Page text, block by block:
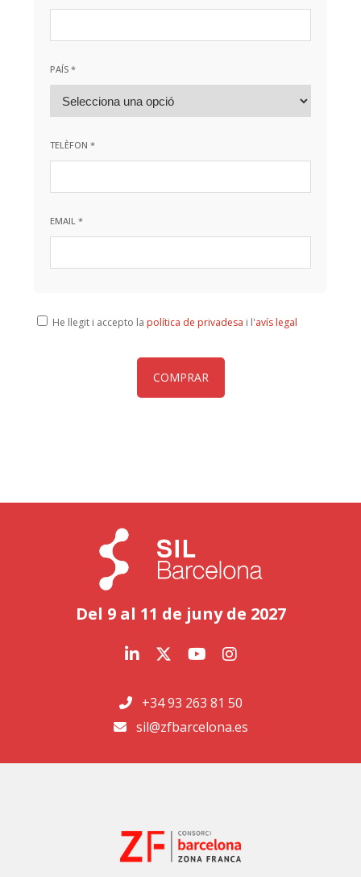
PAÍS *
TELÈFON *
EMAIL *
He llegit i accepto la política de privadesa i l'avís legal
COMPRAR
Del 9 al 11 de juny de 2027
+34 93 263 81 50
sil@zfbarcelona.es